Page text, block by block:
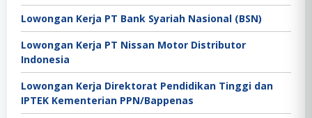
Lowongan Kerja PT Bank Syariah Nasional (BSN)
Lowongan Kerja PT Nissan Motor Distributor
Indonesia
Lowongan Kerja Direktorat Pendidikan Tinggi dan
IPTEK Kementerian PPN/Bappenas